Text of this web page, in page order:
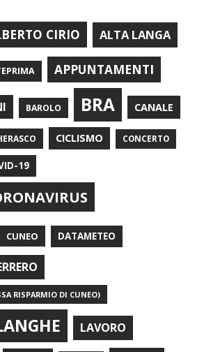
CIRIO ALTA LANGA
APPUNTAMENTI
BAROLO BRA CANALE
CICLISMO CONCERTO
19
CUNEO DATAMETEO
RISPARMIO DI CUNEO)
LAVORO